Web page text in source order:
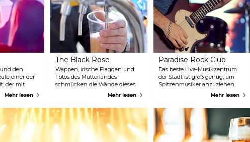
den
einer der
der mit
anlockt.
Mehr lesen
The Black Rose
Wappen, irische Flaggen und
Fotos des Mutterlandes
schmücken die Wände dieses
traditionellen irischen Pubs, in
Zapfhähnen fließt. An den
Wochenenden gibt es
gelegentlich irische Live-Musik
und Tanz.
Mehr lesen
Paradise Rock Club
Das beste Live-Musikzentrum
der Stadt ist groß genug, um
Spitzenmusiker anzuziehen,
aber klein genug, um die
zieht erstklassige Künstler aus
Boston und der ganzen Welt an.
Informieren Sie sich, welche
Auftritte Sie während Ihres
Aufenthalts erleben können.
Mehr lesen